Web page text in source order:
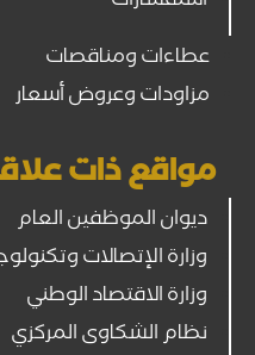
عطاءات ومناقصات
مزاودات وعروض أسعار
مواقع ذات
ديوان الموظفين العام
وزارة الإتصالات
وزارة الاقتصاد الوطني
نظام الشكاوى المركزي